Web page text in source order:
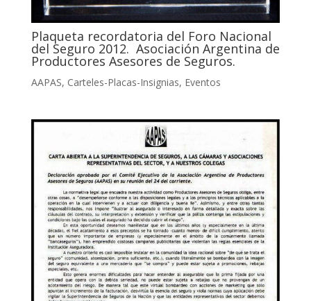
Plaqueta recordatoria del Foro Nacional
del Seguro 2012. Asociación Argentina de
Productores Asesores de Seguros.
AAPAS, Carteles-Placas-Insignias, Eventos